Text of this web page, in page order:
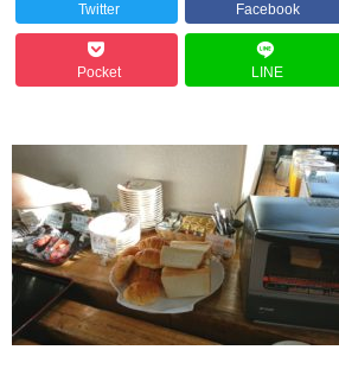
Twitter Facebook
Pocket LINE